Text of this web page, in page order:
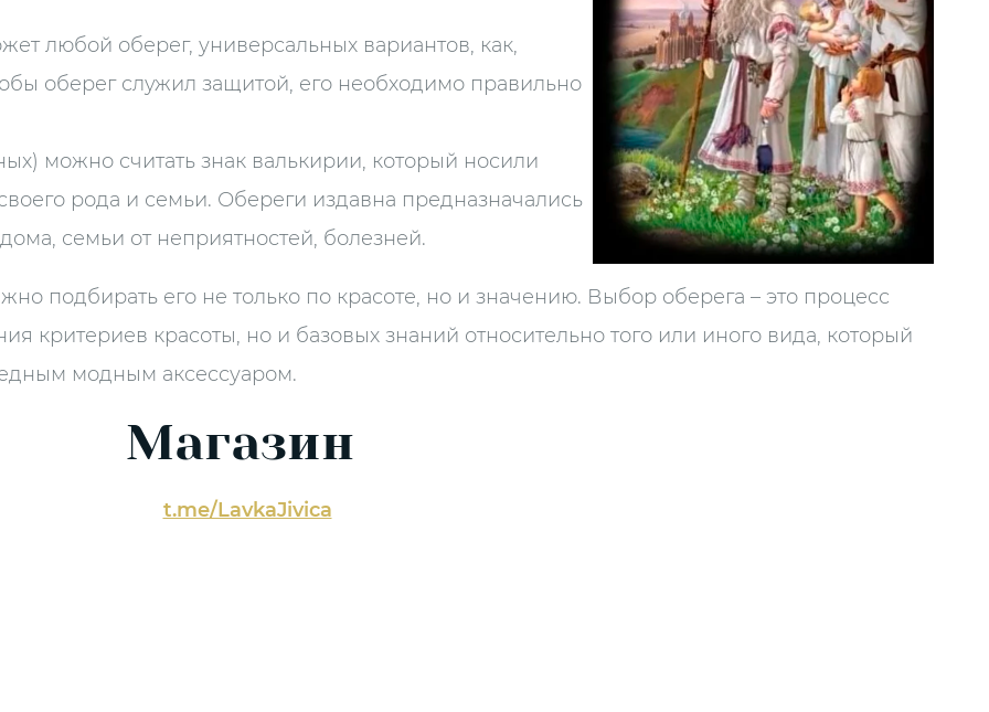
любой оберег, универсальных вариантов, как,
оберег служил защитой, его необходимо правильно
можно считать знак валькирии, который носили
рода и семьи. Обереги издавна предназначались
семьи от неприятностей, болезней.
подбирать его не только по красоте, но и значению. Выбор оберега – это процесс
критериев красоты, но и базовых знаний относительно того или иного вида, который
модным аксессуаром.
Магазин
t.me/LavkaJivica